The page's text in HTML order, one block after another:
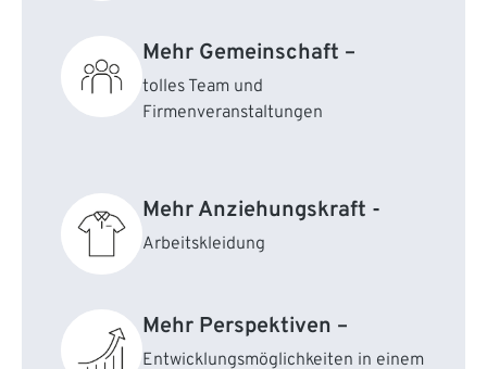
Mehr Gemeinschaft –
tolles Team und
Firmenveranstaltungen
Mehr Anziehungskraft -
Arbeitskleidung
Mehr Perspektiven –
Entwicklungsmöglichkeiten in einem